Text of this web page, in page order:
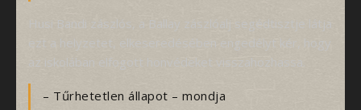
Husi Bandi zászlós, a Ballay zászlóalj segédtisztje látja
ezt a helyzetet, elkeseredésében engedélyt kér, hogy
az iskolában elfogott honvédeket visszahozhassa.
– Tűrhetetlen állapot – mondja